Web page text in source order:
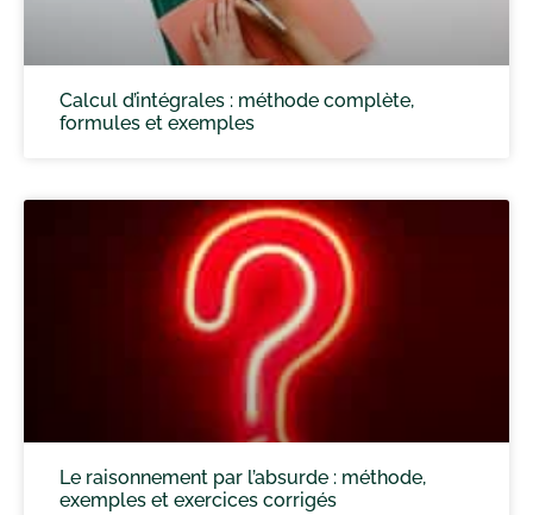
Calcul d’intégrales : méthode complète,
formules et exemples
Le raisonnement par l’absurde : méthode,
exemples et exercices corrigés